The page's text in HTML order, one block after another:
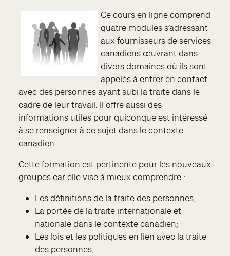
Ce cours en ligne comprend
quatre modules s’adressant
aux fournisseurs de services
canadiens œuvrant dans
divers domaines où ils sont
appelés à entrer en contact
avec des personnes ayant subi la traite dans le
cadre de leur travail. Il offre aussi des
informations utiles pour quiconque est intéressé
à se renseigner à ce sujet dans le contexte
canadien.
Cette formation est pertinente pour les nouveaux
groupes car elle vise à mieux comprendre :
Les définitions de la traite des personnes;
La portée de la traite internationale et
nationale dans le contexte canadien;
Les lois et les politiques en lien avec la traite
des personnes;